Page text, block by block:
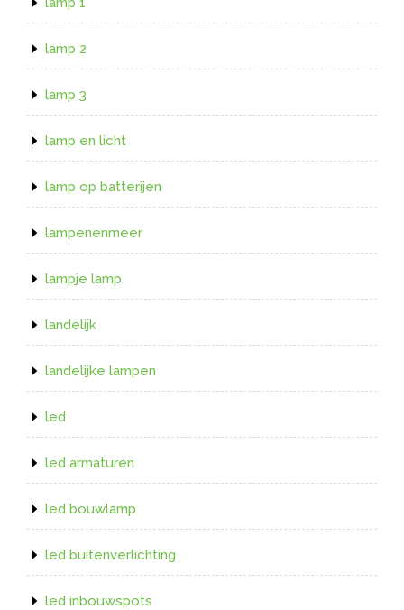
lamp 2
lamp 3
lamp en licht
lamp op batterijen
lampenenmeer
lampje lamp
landelijk
landelijke lampen
led
led armaturen
led bouwlamp
led buitenverlichting
led inbouwspots